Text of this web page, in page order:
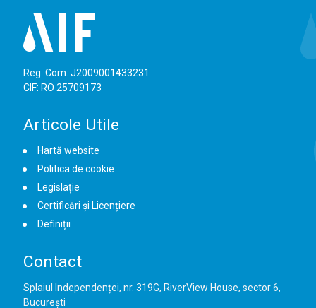
Reg. Com: J2009001433231
CIF: RO 25709173
Articole Utile
Hartă website
Politica de cookie
Legislație
Certificări și Licențiere
Definiții
Contact
Splaiul Independenței, nr. 319G, RiverView House, sector 6,
București